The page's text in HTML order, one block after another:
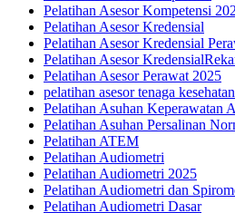
Pelatihan Asesor Kompetensi
Pelatihan Asesor Kredensial
Pelatihan Asesor Kredensial
Pelatihan Asesor
Pelatihan Asesor Perawat 2025
pelatihan asesor tenaga
Pelatihan Asuhan Keperawatan
Pelatihan Asuhan Persalinan
Pelatihan ATEM
Pelatihan Audiometri
Pelatihan Audiometri 2025
Pelatihan Audiometri dan
Pelatihan Audiometri Dasar